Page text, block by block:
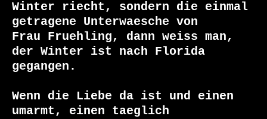
Winter riecht, sondern die einmal
getragene Unterwaesche von
Frau Fruehling, dann weiss man,
der Winter ist nach Florida
gegangen.
Wenn die Liebe da ist und einen
umarmt, einen taeglich